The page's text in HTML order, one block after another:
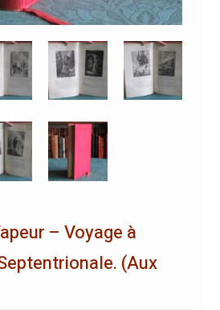
– Voyage à
(Aux